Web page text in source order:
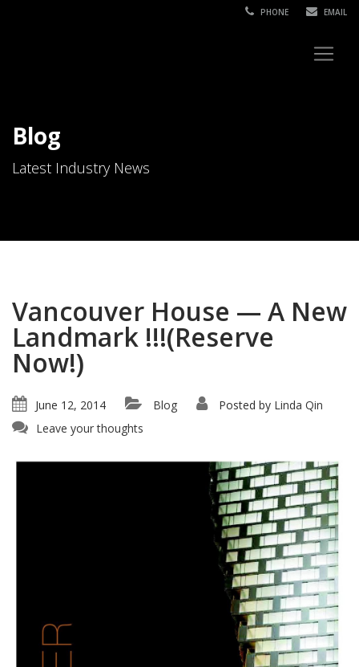
PHONE EMAIL
Blog
Latest Industry News
Vancouver House — A New
Landmark !!!(Reserve
Now!)
June 12, 2014 Blog Posted by Linda Qin
Leave your thoughts